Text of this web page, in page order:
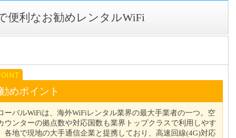
便利なお勧めレンタルWiFi
めポイント
ーバルWiFiは、海外WiFiレンタル業界の最大手業者の一つ。空
ウンターの拠点数や対応国数も業界トップクラスで利用しやす
各地で現地の大手通信企業と提携しており、高速回線(4G)対応